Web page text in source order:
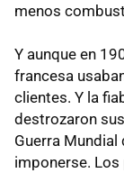
menos
Y aunque en
francesa
clientes. Y la
destrozaron
Guerra Mundial
imponerse.